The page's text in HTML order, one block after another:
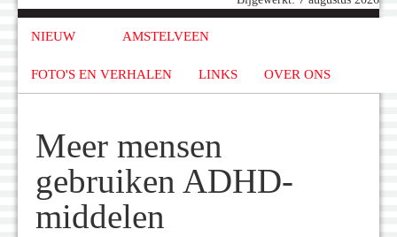
NIEUW AMSTELVEEN
FOTO'S EN VERHALEN LINKS OVER ONS
Meer mensen
gebruiken ADHD-
middelen